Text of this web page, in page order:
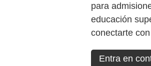
para
educación
conectarte
Entra en